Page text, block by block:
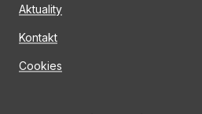
Aktuality
Kontakt
Cookies